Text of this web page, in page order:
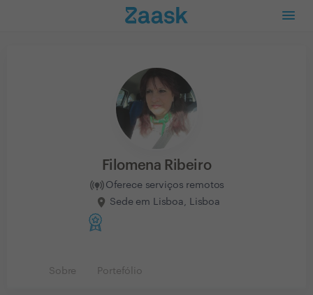
Filomena Ribeiro
Oferece serviços remotos
Sede em Lisboa, Lisboa
Sobre Portefólio